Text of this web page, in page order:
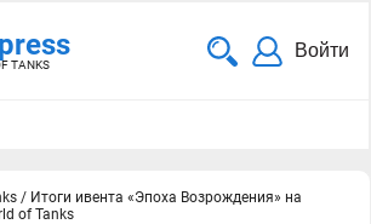
TANKS
Войти
/ Итоги ивента «Эпоха Возрождения» на
of Tanks